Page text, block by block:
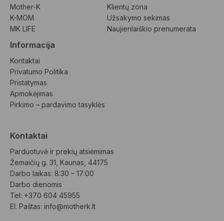
Mother-K
K-MOM
MK LIFE
Klientų zona
Užsakymo sekimas
Naujienlaiškio prenumerata
Informacija
Kontaktai
Privatumo Politika
Pristatymas
Apmokėjimas
Pirkimo – pardavimo tasyklės
Kontaktai
Parduotuvė ir prekių atsiėmimas
Žemaičių g. 31, Kaunas, 44175
Darbo laikas: 8:30 – 17:00
Darbo dienomis
Tel: +370 604 45955
El. Paštas: info@motherk.lt